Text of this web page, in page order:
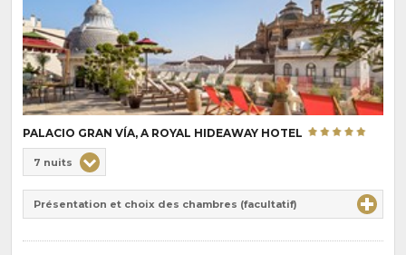
PALACIO GRAN VÍA, A ROYAL HIDEAWAY HOTEL
de
pension
:
Durée
7 nuits
Présentation et choix des chambres (facultatif)